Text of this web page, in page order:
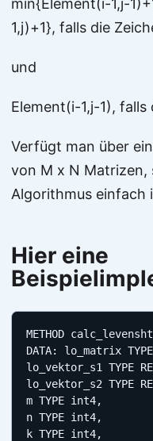
1,j)+1}, falls die
und
Element(i-1,j-1),
Verfügt man über
von M x N Matrizen,
Algorithmus einfach
Hier eine
METHOD
DATA: lo_matrix
lo_vektor_s1 TYPE
lo_vektor_s2 TYPE
m TYPE int4,
n TYPE int4,
k TYPE int4,